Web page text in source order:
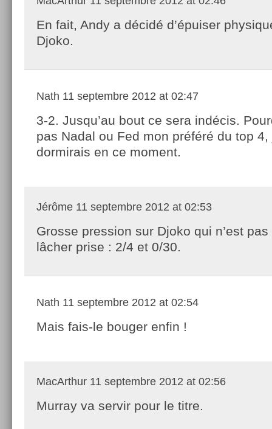
En fait, Andy a décidé d’épuiser
Djoko.
Nath 11 septembre 2012 at 02:47
3-2. Jusqu’au bout ce sera indécis.
pas Nadal ou Fed mon préféré du top 4,
dormirais en ce moment.
Jérôme 11 septembre 2012 at 02:53
Grosse pression sur Djoko qui n’est
lâcher prise : 2/4 et 0/30.
Nath 11 septembre 2012 at 02:54
Mais fais-le bouger enfin !
MacArthur 11 septembre 2012 at 02:56
Murray va servir pour le titre.